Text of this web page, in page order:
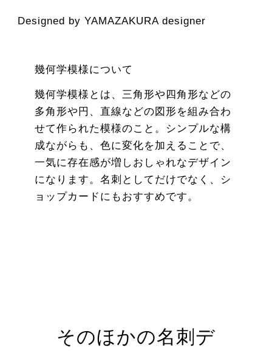
Designed by YAMAZAKURA designer
幾何学模様について
幾何学模様とは、三角形や四角形などの
多角形や円、直線などの図形を組み合わ
せて作られた模様のこと。シンプルな構
成ながらも、色に変化を加えることで、
一気に存在感が増しおしゃれなデザイン
になります。名刺としてだけでなく、シ
ョップカードにもおすすめです。
そのほかの名刺デ